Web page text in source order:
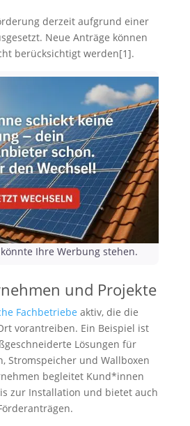
derzeit aufgrund einer
Neue Anträge können
berücksichtigt werden[1].
Ihre Werbung stehen.
und Projekte
Fachbetriebe aktiv, die die
vorantreiben. Ein Beispiel ist
Lösungen für
Stromspeicher und Wallboxen
begleitet Kund*innen
zur Installation und bietet auch